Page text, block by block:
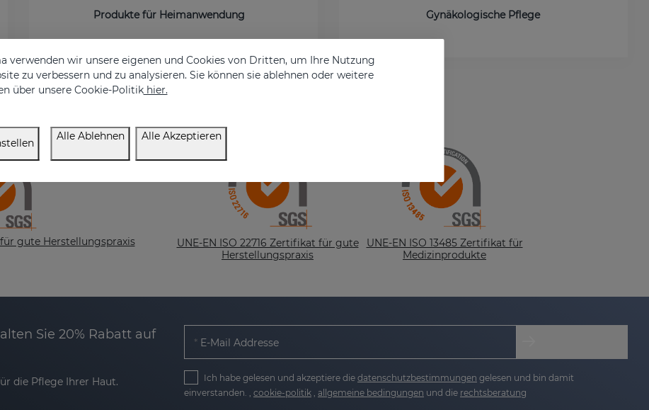
Produkte für Heimanwendung
Gynäkologische Pflege
gute Herstellungspraxis
UNE-EN ISO 22716 Zertifikat für gute
Herstellungspraxis
UNE-EN ISO 13485 Zertifikat für
Medizinprodukte
Sie 20% Rabatt auf
die Pflege Ihrer Haut.
E-Mail Addresse
Ich habe gelesen und akzeptiere die datenschutzbestimmungen gelesen und bin damit
einverstanden. , cookie-politik , allgemeine bedingungen und die rechtsberatung
verwenden wir unsere eigenen und Cookies von Dritten, um Ihre Nutzung
zu verbessern und zu analysieren. Sie können sie ablehnen oder weitere
über unsere Cookie-Politikhier.
Alle Ablehnen Alle Akzeptieren